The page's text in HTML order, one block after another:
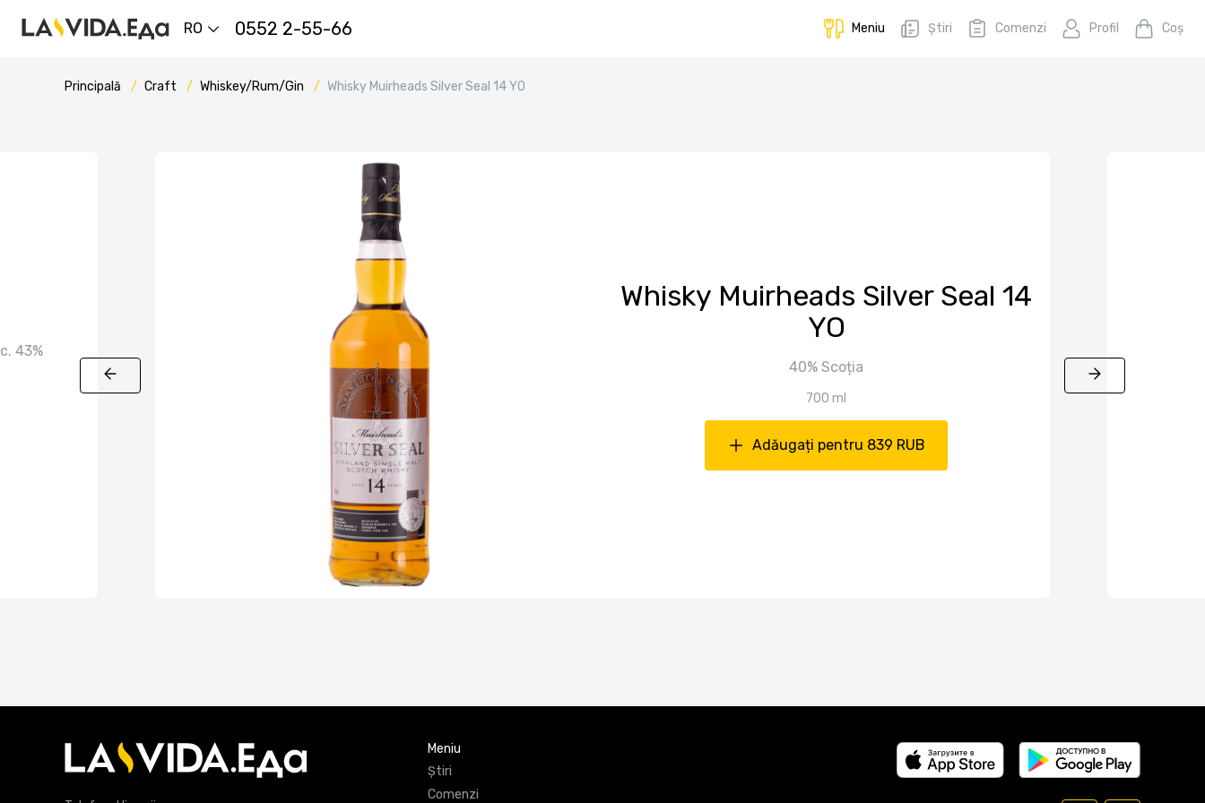
RO 0552 2-55-66 Meniu Știri Comenzi Profil Coş
Principală Craft Whiskey/Rum/Gin Whisky Muirheads Silver Seal 14 YO
43%
Whisky Muirheads Silver Seal 14
YO
40% Scoția
700 ml
Adăugați pentru 839 RUB
Meniu
Știri
Comenzi